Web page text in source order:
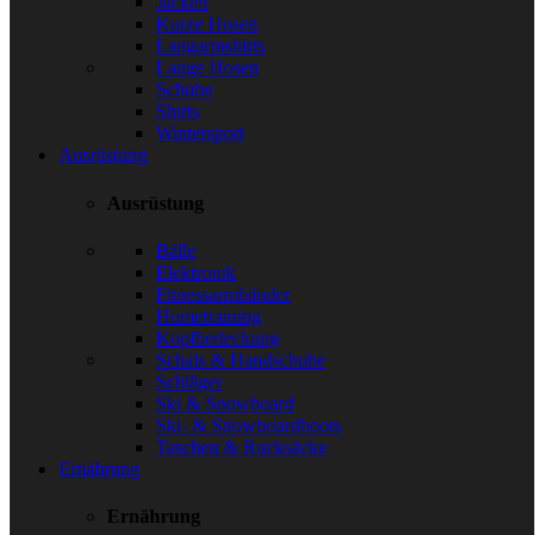
Kurze Hosen
Langarmshirts
Lange Hosen
Schuhe
Shirts
Wintersport
Ausrüstung
Ausrüstung
Bälle
Elektronik
Fitnessarmbänder
Hometraining
Kopfbedeckung
Schals & Handschuhe
Schläger
Ski & Snowboard
Ski- & Snowboardboots
Taschen & Rucksäcke
Ernährung
Ernährung